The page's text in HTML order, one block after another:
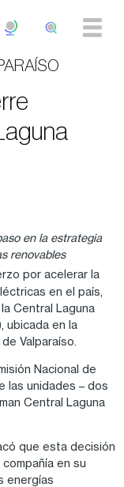
en la estrategia
renovables
por acelerar la
en el país,
Central Laguna
ubicada en la
Valparaíso.
Nacional de
las unidades – dos
Central Laguna
que esta decisión
en su
energías